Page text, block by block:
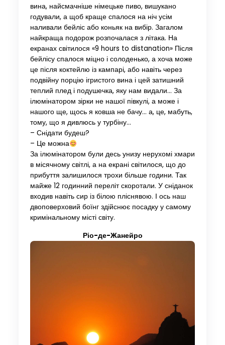
вина, найсмачніше німецьке пиво, вишукано
годували, а щоб краще спалося на ніч усім
наливали бейліс або коньяк на вибір. Загалом
найкраща подорож розпочалася з літака. На
екранах світилося «9 hours to distanation» Після
бейлісу спалося міцно і солоденько, а хоча може
це після коктейлю із кампарі, або навіть через
подвійну порцію ігристого вина і цей затишний
теплий плед і подушечка, яку нам видали… За
ілюмінатором зірки не нашої півкулі, а може і
нашого ще, щось я ковша не бачу… а, це, мабуть,
тому, що я дивлюсь у турбіну…
– Снідати будеш?
– Це можна
За ілюмінатором були десь унизу нерухомі хмари
в місячному світлі, а на екрані світилося, що до
прибуття залишилося трохи більше години. Так
майже 12 годинний переліт скоротали. У сніданок
входив навіть сир із білою пліснявою. І ось наш
двоповерховий боїнг здійснює посадку у самому
кримінальному місті світу.
Ріо-де-Жанейро